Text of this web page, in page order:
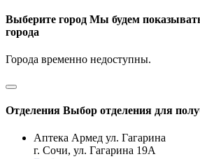
Выберите город Мы будем
города
Города временно недоступны.
Отделения Выбор отделения для
Аптека Армед ул. Гагарина
г. Сочи, ул. Гагарина 19А